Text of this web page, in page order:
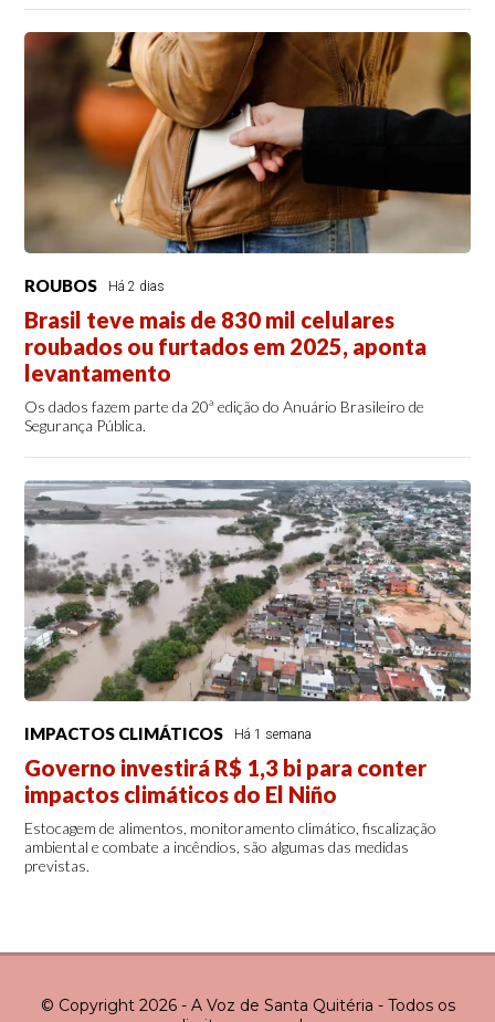
ROUBOS Há 2 dias
Brasil teve mais de 830 mil celulares
roubados ou furtados em 2025, aponta
levantamento
Os dados fazem parte da 20ª edição do Anuário Brasileiro de
Segurança Pública.
IMPACTOS CLIMÁTICOS Há 1 semana
Governo investirá R$ 1,3 bi para conter
impactos climáticos do El Niño
Estocagem de alimentos, monitoramento climático, fiscalização
ambiental e combate a incêndios, são algumas das medidas
previstas.
© Copyright 2026 - A Voz de Santa Quitéria - Todos os